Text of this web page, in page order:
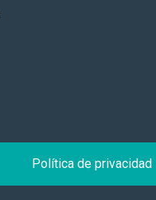
Política de privacidad